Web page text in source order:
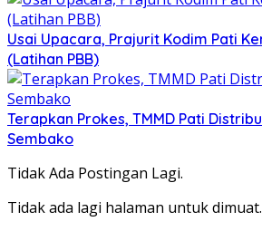
Usai Upacara, Prajurit Kodim Pati
(Latihan PBB)
Terapkan Prokes, TMMD Pati
Sembako
Tidak Ada Postingan Lagi.
Tidak ada lagi halaman untuk dimuat.